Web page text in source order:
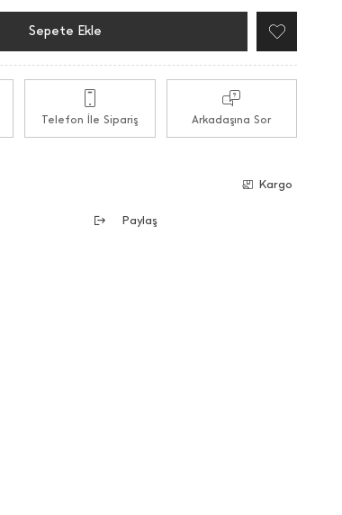
Sepete Ekle
Telefon İle Sipariş Arkadaşına Sor
Kargo
Paylaş